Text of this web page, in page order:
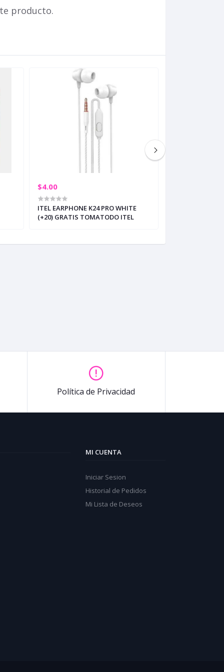
producto.
$4.00
ITEL EARPHONE K24 PRO WHITE
(+20) GRATIS TOMATODO ITEL
Política de Privacidad
MI CUENTA
Iniciar Sesion
Historial de Pedidos
Mi Lista de Deseos